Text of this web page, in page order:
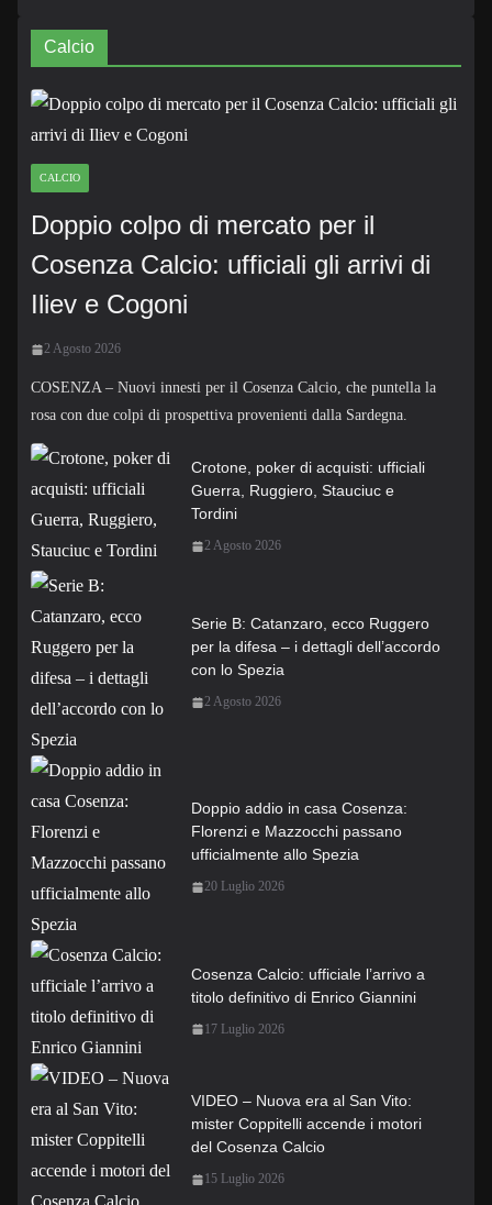
Calcio
CALCIO
Doppio colpo di mercato per il
Cosenza Calcio: ufficiali gli arrivi di
Iliev e Cogoni
2 Agosto 2026
COSENZA – Nuovi innesti per il Cosenza Calcio, che puntella la
rosa con due colpi di prospettiva provenienti dalla Sardegna.
Crotone, poker di acquisti: ufficiali
Guerra, Ruggiero, Stauciuc e
Tordini
2 Agosto 2026
Serie B: Catanzaro, ecco Ruggero
per la difesa – i dettagli dell’accordo
con lo Spezia
2 Agosto 2026
Doppio addio in casa Cosenza:
Florenzi e Mazzocchi passano
ufficialmente allo Spezia
20 Luglio 2026
Cosenza Calcio: ufficiale l’arrivo a
titolo definitivo di Enrico Giannini
17 Luglio 2026
VIDEO – Nuova era al San Vito:
mister Coppitelli accende i motori
del Cosenza Calcio
15 Luglio 2026